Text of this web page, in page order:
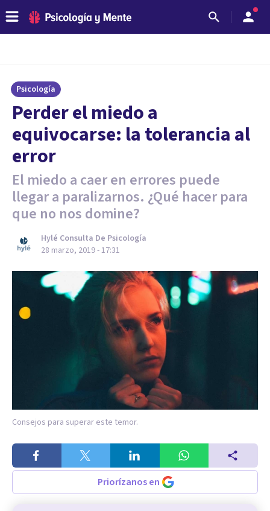
Psicología
Perder el miedo a
equivocarse: la tolerancia al
error
El miedo a caer en errores puede
llegar a paralizarnos. ¿Qué hacer para
que no nos domine?
Hylé Consulta De Psicología
28 marzo, 2019 - 17:31
Consejos para superar este temor.
Priorízanos en